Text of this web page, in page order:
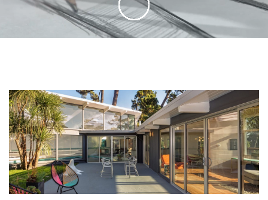
Play
Play
Play
Play
Play
Play
Play